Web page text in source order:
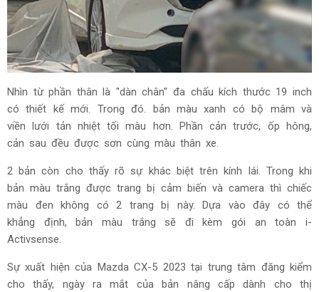
Nhìn từ phần thân là "dàn chân" đa chấu kích thước 19 inch
có thiết kế mới. Trong đó. bản màu xanh có bộ mâm và
viền lưới tản nhiệt tối màu hơn. Phần cản trước, ốp hông,
cản sau đều được sơn cùng màu thân xe.
2 bản còn cho thấy rõ sự khác biệt trên kính lái. Trong khi
bản màu trắng được trang bị cảm biến và camera thì chiếc
màu đen không có 2 trang bị này. Dựa vào đây có thể
khẳng định, bản màu trắng sẽ đi kèm gói an toàn i-
Activsense.
Sự xuất hiện của Mazda CX-5 2023 tại trung tâm đăng kiểm
cho thấy, ngày ra mắt của bản nâng cấp dành cho thị